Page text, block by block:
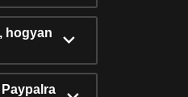
hogyan